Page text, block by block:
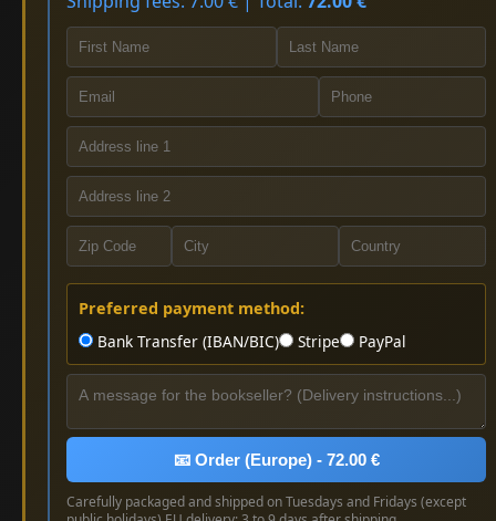
Preferred payment method:
Bank Transfer (IBAN/BIC)
Stripe PayPal
📧 Order (Europe) - 72.00 €
Carefully packaged and shipped on Tuesdays and Fridays (except